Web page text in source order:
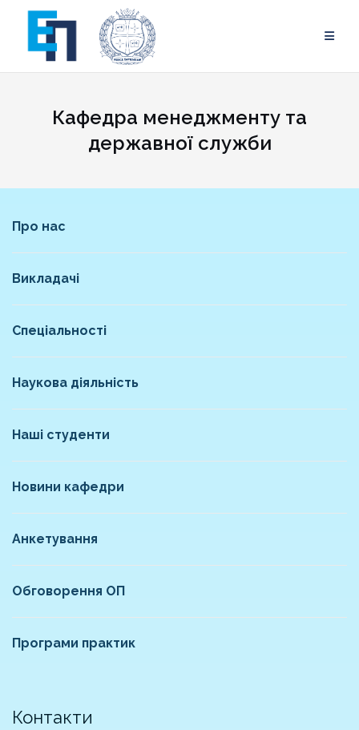
content
Кафедра менеджменту та
державної служби
Про нас
Викладачі
Спеціальності
Наукова діяльність
Наші студенти
Новини кафедри
Анкетування
Обговорення ОП
Програми практик
Контакти